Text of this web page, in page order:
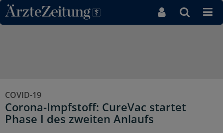
Direkt zum Inhaltsbereich
COVID-19
Corona-Impfstoff: CureVac startet
Phase I des zweiten Anlaufs